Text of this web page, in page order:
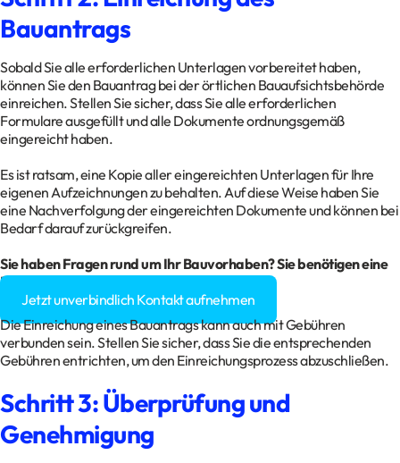
Bauantrags
Sobald Sie alle erforderlichen Unterlagen vorbereitet haben,
können Sie den Bauantrag bei der örtlichen Bauaufsichtsbehörde
einreichen. Stellen Sie sicher, dass Sie alle erforderlichen
Formulare ausgefüllt und alle Dokumente ordnungsgemäß
eingereicht haben.
Es ist ratsam, eine Kopie aller eingereichten Unterlagen für Ihre
eigenen Aufzeichnungen zu behalten. Auf diese Weise haben Sie
eine Nachverfolgung der eingereichten Dokumente und können bei
Bedarf darauf zurückgreifen.
Sie haben Fragen rund um Ihr Bauvorhaben? Sie benötigen eine
Baugenehmigung?
Jetzt unverbindlich Kontakt aufnehmen
Die Einreichung eines Bauantrags kann auch mit Gebühren
verbunden sein. Stellen Sie sicher, dass Sie die entsprechenden
Gebühren entrichten, um den Einreichungsprozess abzuschließen.
Schritt 3: Überprüfung und
Genehmigung